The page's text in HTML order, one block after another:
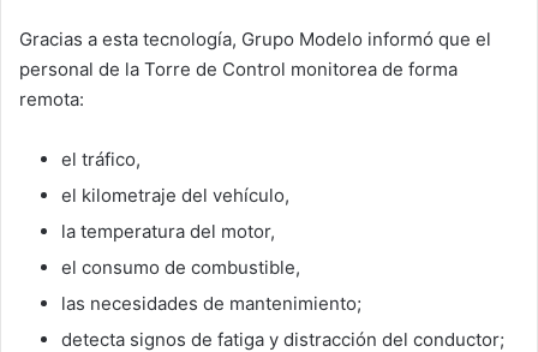
Gracias a esta tecnología, Grupo Modelo informó que el
personal de la Torre de Control monitorea de forma
remota:
el tráfico,
el kilometraje del vehículo,
la temperatura del motor,
el consumo de combustible,
las necesidades de mantenimiento;
detecta signos de fatiga y distracción del conductor;